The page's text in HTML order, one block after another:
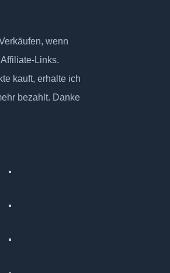
wenn
Links.
kauft, erhalte ich
bezahlt. Danke